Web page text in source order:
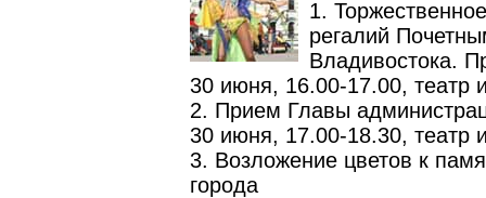
1.
регалий
Владивостока.
30 июня, 16.00-17.00, театр
2. Прием Главы
30 июня, 17.00-18.30, театр
3. Возложение цветов к
города